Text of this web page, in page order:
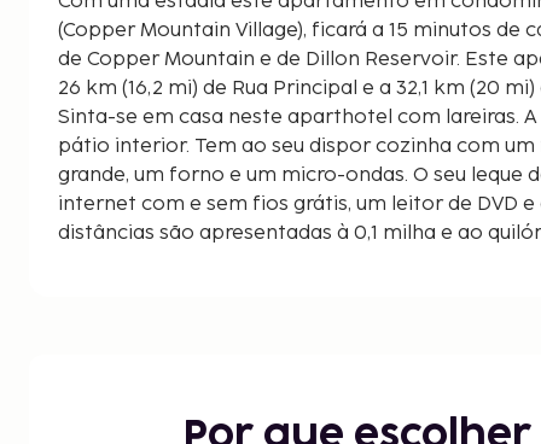
(Copper Mountain Village), ficará a 15 minutos de
de Copper Mountain e de Dillon Reservoir. Este aparthotel de golfe está a
26 km (16,2 mi) de Rua Principal e a 32,1 km (20
Sinta-se em casa neste aparthotel com lareiras.
pátio interior. Tem ao seu dispor cozinha com
grande, um forno e um micro-ondas. O seu leque
internet com e sem fios grátis, um leitor de DVD e
distâncias são apresentadas à 0,1 milha e ao
Teleférico de Esqui Glide - 1,1 km/0,7 mi
Por que escolher